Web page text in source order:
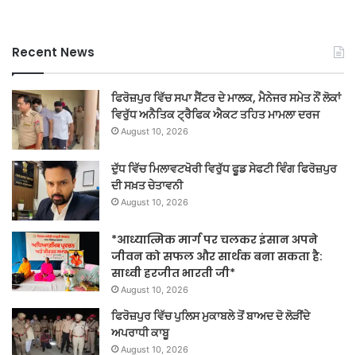
Recent News
ਫਿਰੋਜ਼ਪੁਰ ਵਿੱਚ ਸਪਾ ਸੈਂਟਰ ਦੇ ਮਾਲਕ, ਮੈਨੇਜਰ ਸਮੇਤ ਨੌਂ ਲੋਕਾਂ
ਵਿਰੁੱਧ ਅਨੈਤਿਕ ਟ੍ਰੈਫਿਕ ਐਕਟ ਤਹਿਤ ਮਾਮਲਾ ਦਰਜ
August 10, 2026
ਦੁੱਧ ਵਿੱਚ ਮਿਲਾਵਟਖੋਰੀ ਵਿਰੁੱਧ ਫੂਡ ਸੇਫਟੀ ਵਿੰਗ ਫਿਰੋਜ਼ਪੁਰ
ਦੀ ਸਖ਼ਤ ਚੇਤਾਵਨੀ
August 10, 2026
*आध्यात्मिक मार्ग पर चलकर इंसान अपने
जीवन को सफल और सार्थक बना सकता है:
साध्वी हरजीत भारती जी*
August 10, 2026
ਫਿਰੋਜ਼ਪੁਰ ਵਿੱਚ ਪੁਲਿਸ ਮੁਕਾਬਲੇ ਤੋਂ ਬਾਅਦ ਦੋ ਲੋੜੀਂਦੇ
ਅਪਰਾਧੀ ਕਾਬੂ
August 10, 2026